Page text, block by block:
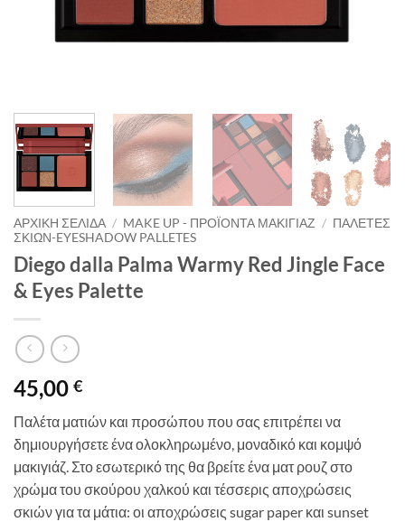
ΑΡΧΙΚΉ ΣΕΛΊΔΑ / MAKE UP - ΠΡΟΪΌΝΤΑ ΜΑΚΙΓΙΆΖ / ΠΑΛΈΤΕΣ
ΣΚΙΏΝ-EYESHADOW PALLETES
Diego dalla Palma Warmy Red Jingle Face
& Eyes Palette
45,00 €
Παλέτα ματιών και προσώπου που σας επιτρέπει να
δημιουργήσετε ένα ολοκληρωμένο, μοναδικό και κομψό
μακιγιάζ. Στο εσωτερικό της θα βρείτε ένα ματ ρουζ στο
χρώμα του σκούρου χαλκού και τέσσερις αποχρώσεις
σκιών για τα μάτια: οι αποχρώσεις sugar paper και sunset